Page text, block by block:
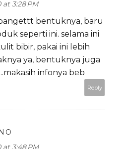
at 3:28 PM
bentuknya, baru
seperti ini. selama ini
bibir, pakai ini lebih
ya, bentuknya juga
infonya beb
Reply
at 3:48 PM